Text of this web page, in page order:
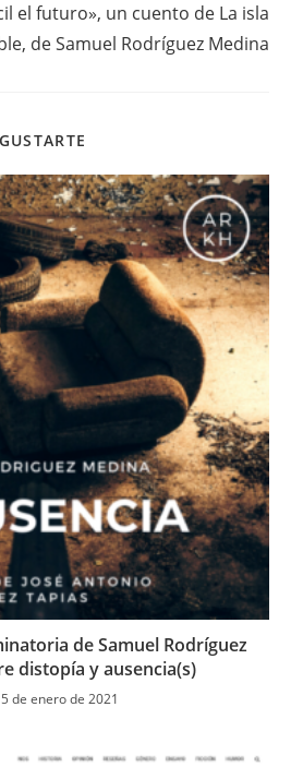
el futuro», un cuento de La isla
de Samuel Rodríguez Medina
de Samuel Rodríguez
distopía y ausencia(s)
de enero de 2021